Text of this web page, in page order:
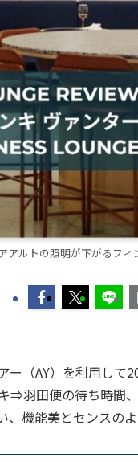
アルトの照明が下がるフ
（AY）を利用し
⇒羽田便の待ち時間
機能美とセンスの